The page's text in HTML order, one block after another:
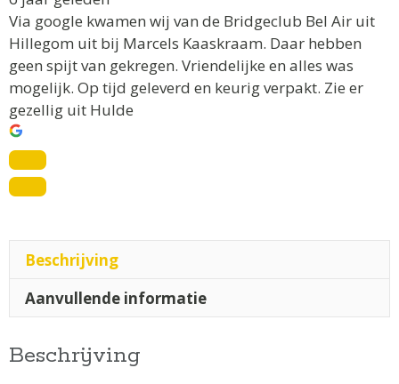
Via google kwamen wij van de Bridgeclub Bel Air uit
Hillegom uit bij Marcels Kaaskraam. Daar hebben
geen spijt van gekregen. Vriendelijke en alles was
mogelijk. Op tijd geleverd en keurig verpakt. Zie er
gezellig uit Hulde
Beschrijving
Aanvullende informatie
Beschrijving